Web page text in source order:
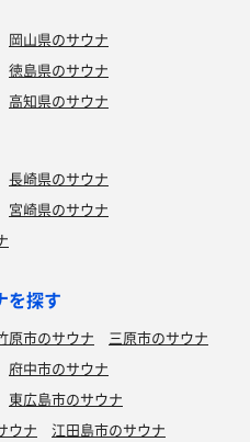
岡山県のサウナ
徳島県のサウナ
高知県のサウナ
長崎県のサウナ
宮崎県のサウナ
を探す
原市のサウナ
三原市のサウナ
府中市のサウナ
東広島市のサウナ
ウナ
江田島市のサウナ